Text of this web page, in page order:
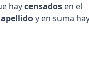
haycensados en el
y en suma